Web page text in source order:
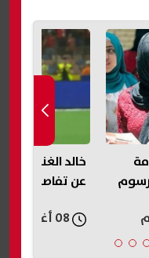
خالد الغندور
عن تفاصيل عقد